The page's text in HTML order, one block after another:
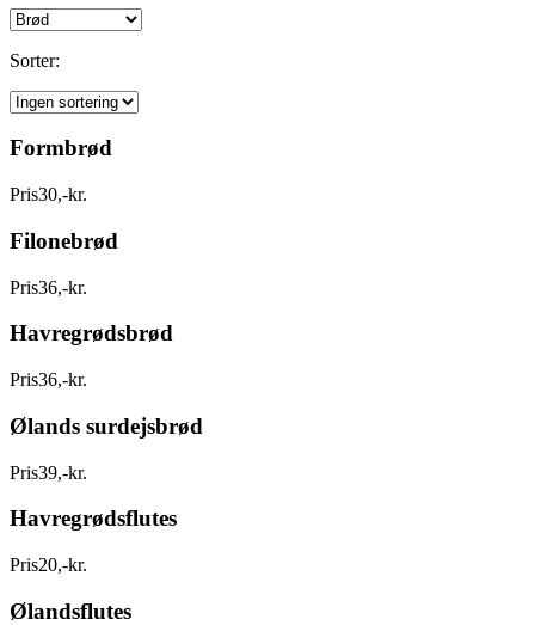
Sorter:
Formbrød
Pris30,-kr.
Filonebrød
Pris36,-kr.
Havregrødsbrød
Pris36,-kr.
Ølands surdejsbrød
Pris39,-kr.
Havregrødsflutes
Pris20,-kr.
Ølandsflutes